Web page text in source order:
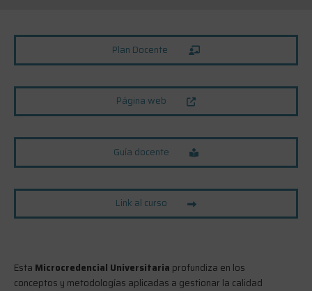
Plan Docente
Página web
Guía docente
Link al curso
Esta Microcredencial Universitaria profundiza en los
conceptos y metodologías aplicadas a gestionar la calidad